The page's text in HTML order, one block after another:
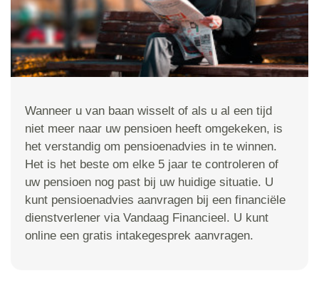
Wanneer u van baan wisselt of als u al een tijd
niet meer naar uw pensioen heeft omgekeken, is
het verstandig om pensioenadvies in te winnen.
Het is het beste om elke 5 jaar te controleren of
uw pensioen nog past bij uw huidige situatie. U
kunt pensioenadvies aanvragen bij een financiële
dienstverlener via Vandaag Financieel. U kunt
online een gratis intakegesprek aanvragen.